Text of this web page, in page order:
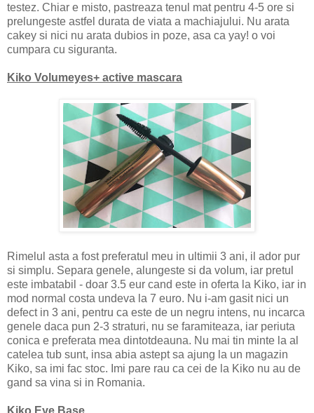
testez. Chiar e misto, pastreaza tenul mat pentru 4-5 ore si
prelungeste astfel durata de viata a machiajului. Nu arata
cakey si nici nu arata dubios in poze, asa ca yay! o voi
cumpara cu siguranta.
Kiko Volumeyes+ active mascara
Rimelul asta a fost preferatul meu in ultimii 3 ani, il ador pur
si simplu. Separa genele, alungeste si da volum, iar pretul
este imbatabil - doar 3.5 eur cand este in oferta la Kiko, iar in
mod normal costa undeva la 7 euro. Nu i-am gasit nici un
defect in 3 ani, pentru ca este de un negru intens, nu incarca
genele daca pun 2-3 straturi, nu se faramiteaza, iar periuta
conica e preferata mea dintotdeauna. Nu mai tin minte la al
catelea tub sunt, insa abia astept sa ajung la un magazin
Kiko, sa imi fac stoc. Imi pare rau ca cei de la Kiko nu au de
gand sa vina si in Romania.
Kiko Eye Base